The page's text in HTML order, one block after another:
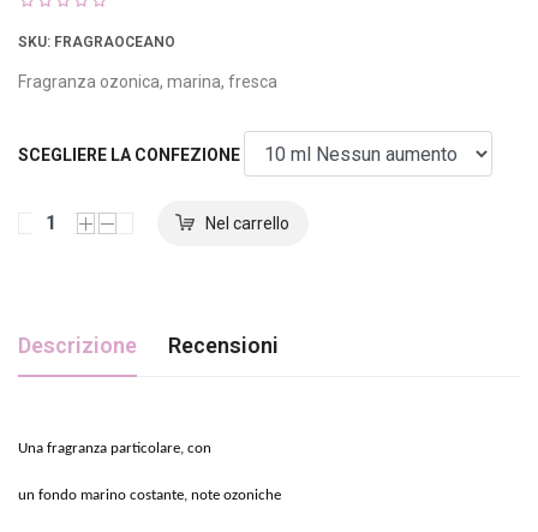
SKU: FRAGRAOCEANO
Fragranza ozonica, marina, fresca
SCEGLIERE LA CONFEZIONE
Descrizione Recensioni
Una fragranza particolare, con
un fondo marino costante, note ozoniche